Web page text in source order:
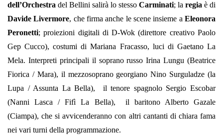
dell’Orchestra del Bellini salirà lo stesso Carminati; la regia è di
Davide Livermore, che firma anche le scene insieme aEleonora
Peronetti; proiezioni digitali di D-Wok (direttore creativo Paolo
Gep Cucco), costumi di Mariana Fracasso, luci di Gaetano La
Mela. Interpreti principali il soprano russo Irina Lungu (Beatrice
Fiorica / Mara), il mezzosoprano georgiano Nino Surguladze (la
Lupa / Assunta La Bella), il tenore spagnolo Sergio Escobar
(Nanni Lasca / Fifì La Bella), il baritono Alberto Gazale
(Ciampa), che si avvicenderanno con altri cantanti di chiara fama
nei vari turni della programmazione.